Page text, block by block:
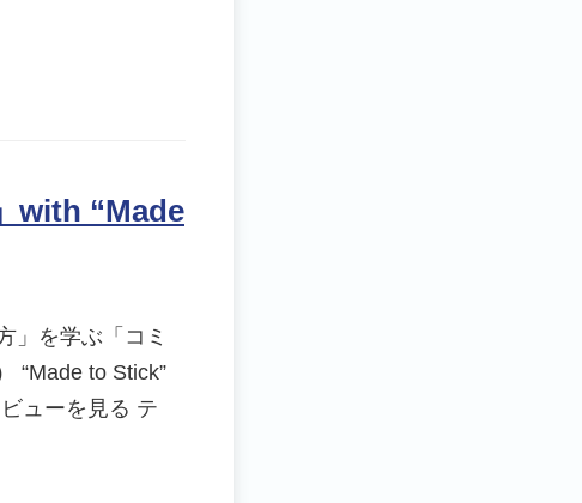
with “Made
」を学ぶ「コミ
“Made to Stick”
ューを見る テ